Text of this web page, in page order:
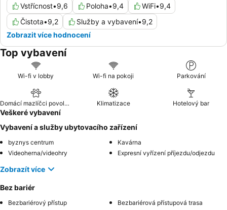
Vstřícnost•9,6 Poloha•9,4 WiFi•9,4
Čistota•9,2 Služby a vybavení•9,2
Zobrazit více hodnocení
Top vybavení
Wi-fi v lobby Wi-fi na pokoji Parkování
Domácí mazlíčci povoleni Klimatizace Hotelový bar
Veškeré vybavení
Vybavení a služby ubytovacího zařízení
byznys centrum
Kavárna
Videoherna/videohry
Expresní vyřízení příjezdu/odjezdu
Zobrazít více
Bez bariér
Bezbariérový přístup Bezbariérová přístupová trasa